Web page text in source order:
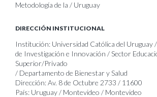
Metodología de la / Uruguay
DIRECCIÓN INSTITUCIONAL
Institución: Universidad Católica del Uruguay
de Investigación e Innovación / Sector
Superior/Privado
/ Departamento de Bienestar y Salud
Dirección: Av. 8 de Octubre 2733 / 11600
País: Uruguay / Montevideo / Montevideo